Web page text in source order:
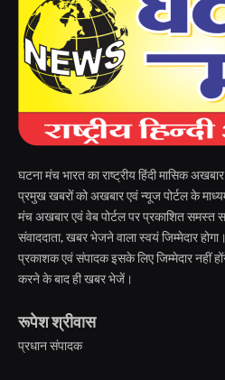
घटना मंच भारत का राष्ट्रीय हिंदी मासिक
प्रमुख खबरों को अखबार एवं न्यूज पोर्टल के
मंच अखबार एवं वेब पोर्टल पर प्रकाशित समस्त
संवाददाता, खबर भेजने वाला स्वयं जिम्मेदार
प्रकाशक एवं संपादक इसके लिए जिम्मेदार नहीं
करने के बाद ही खबर भेजें।
रूपेश श्रीवास
प्रधान संपादक